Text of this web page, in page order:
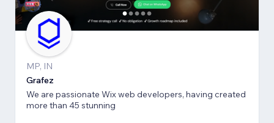
MP, IN
Grafez
We are passionate Wix web developers, having created
more than 45 stunning